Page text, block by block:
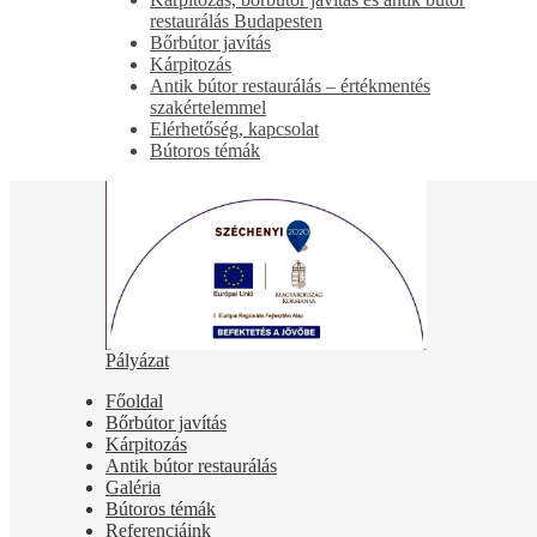
restaurálás Budapesten
Bőrbútor javítás
Kárpitozás
Antik bútor restaurálás – értékmentés
szakértelemmel
Elérhetőség, kapcsolat
Bútoros témák
Pályázat
Főoldal
Bőrbútor javítás
Kárpitozás
Antik bútor restaurálás
Galéria
Bútoros témák
Referenciáink